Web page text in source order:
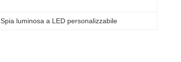
, Spia luminosa a LED personalizzabile